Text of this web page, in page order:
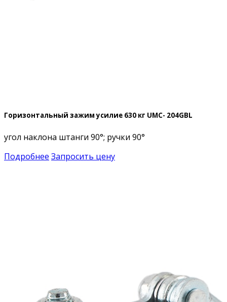
Горизонтальный зажим усилие 630 кг UMC- 204GBL
угол наклона штанги 90°; ручки 90°
Подробнее Запросить цену